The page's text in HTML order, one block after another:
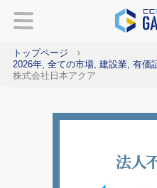
トップページ
2026年, 全ての市場, 建設業, 有価
株式会社日本アクア